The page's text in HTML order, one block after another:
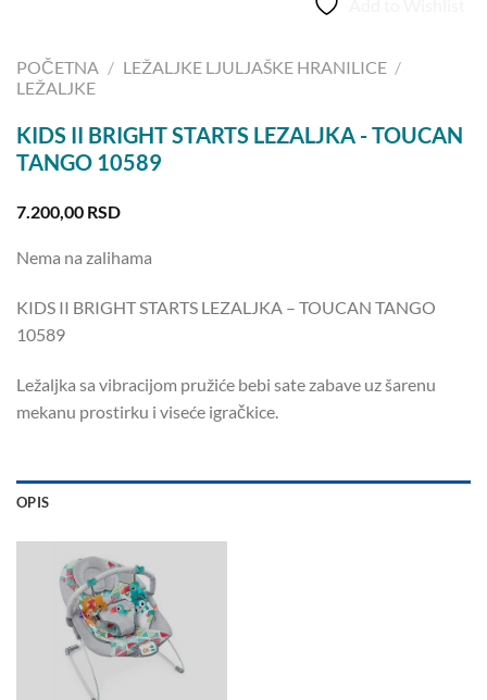
POČETNA / LEŽALJKE LJULJAŠKE HRANILICE /
LEŽALJKE
KIDS II BRIGHT STARTS LEZALJKA - TOUCAN
TANGO 10589
7.200,00 RSD
Nema na zalihama
KIDS II BRIGHT STARTS LEZALJKA – TOUCAN TANGO
10589
Ležaljka sa vibracijom pružiće bebi sate zabave uz šarenu
mekanu prostirku i viseće igračkice.
OPIS